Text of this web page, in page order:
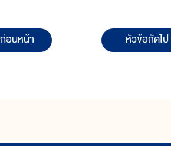
อนหน้า หัวข้อถัดไป